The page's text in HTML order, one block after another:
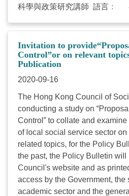
科學與政策研究講師 語言
14:30 - 16:30 模式： 網上
程供參考) 如有意參加，請於12
報名。若有任何查詢，歡迎致
edith.yim@hkcss.org.hk
Invitation to
Control”or on relevant
Publication
2020-09-16
The Hong Kong Council of
conducting a study on
Control” to collate and
of local social service sector
related topics, for the Policy
the past, the Policy Bulletin will
Council's website and as
access by the Government, the
academic sector and the